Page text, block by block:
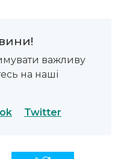
важливу
на наші
Twitter